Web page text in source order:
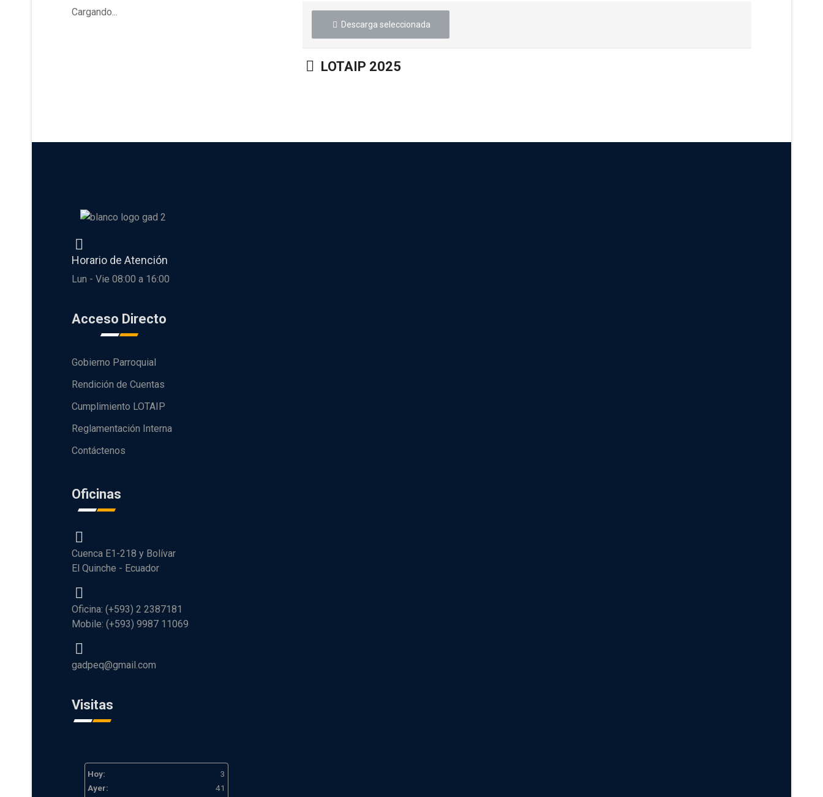
Cargando...
Descarga seleccionada
Carpeta
LOTAIP 2025
Horario de Atención
Lun - Vie 08:00 a 16:00
Acceso Directo
Gobierno Parroquial
Rendición de Cuentas
Cumplimiento LOTAIP
Reglamentación Interna
Contáctenos
Oficinas
Cuenca E1-218 y Bolívar
El Quinche - Ecuador
Oficina: (+593) 2 2387181
Mobile: (+593) 9987 11069
gadpeq@gmail.com
Visitas
Hoy:
3
Ayer:
41